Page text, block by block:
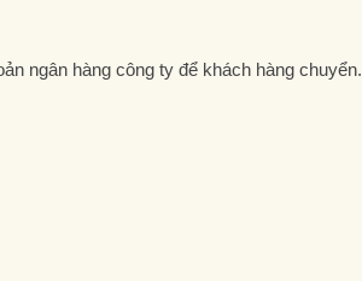
ngân hàng công ty để khách hàng chuyển.